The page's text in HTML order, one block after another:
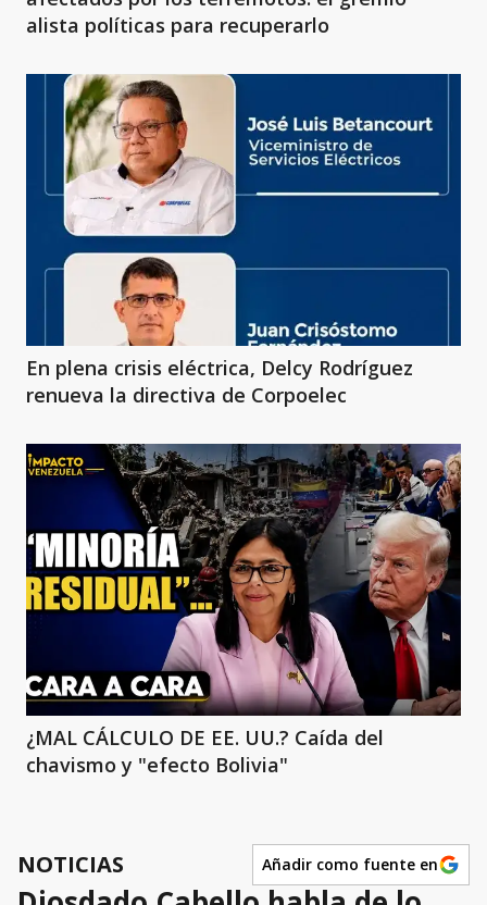
alista políticas para recuperarlo
En plena crisis eléctrica, Delcy Rodríguez
renueva la directiva de Corpoelec
¿MAL CÁLCULO DE EE. UU.? Caída del
chavismo y "efecto Bolivia"
NOTICIAS Añadir como fuente en